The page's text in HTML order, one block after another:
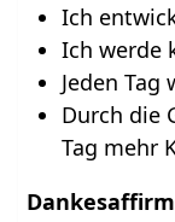
Ich
Ich werde
Jeden
Durch die
Tag mehr